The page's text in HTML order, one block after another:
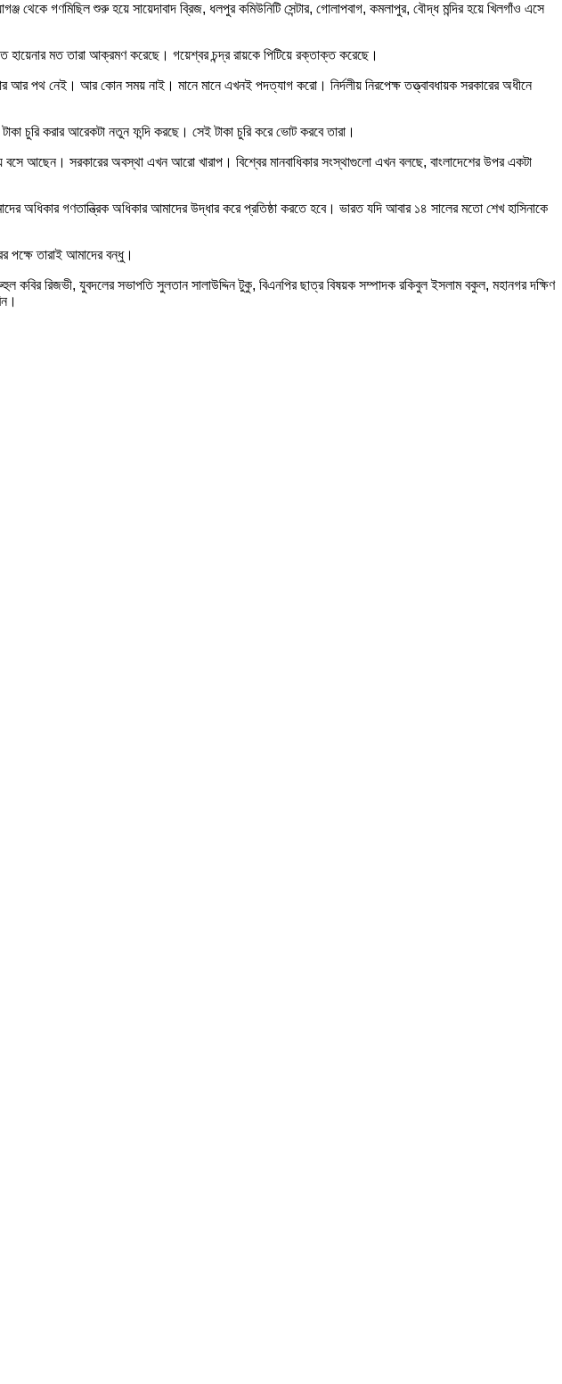
থেকে গণমিছিল শুরু হয়ে সায়েদাবাদ ব্রিজ, ধলপুর কমিউনিটি সেন্টার, গোলাপবাগ, কমলাপুর, বৌদ্ধ মন্দির হয়ে খিলগাঁও এসে
হায়েনার মত তারা আক্রমণ করেছে। গয়েশ্বর চন্দ্র রায়কে পিটিয়ে রক্তাক্ত করেছে।
আর পথ নেই। আর কোন সময় নাই। মানে মানে এখনই পদত্যাগ করো। নির্দলীয় নিরপেক্ষ তত্ত্বাবধায়ক সরকারের অধীনে
চুরি করার আরেকটা নতুন ফন্দি করছে। সেই টাকা চুরি করে ভোট করবে তারা।
বসে আছেন। সরকারের অবস্থা এখন আরো খারাপ। বিশ্বের মানবাধিকার সংস্থাগুলো এখন বলছে, বাংলাদেশের উপর একটা
অধিকার গণতান্ত্রিক অধিকার আমাদের উদ্ধার করে প্রতিষ্ঠা করতে হবে। ভারত যদি আবার ১৪ সালের মতো শেখ হাসিনাকে
পক্ষে তারাই আমাদের বন্ধু।
কবির রিজভী, যুবদলের সভাপতি সুলতান সালাউদ্দিন টুকু, বিএনপির ছাত্র বিষয়ক সম্পাদক রকিবুল ইসলাম বকুল, মহানগর দক্ষিণ